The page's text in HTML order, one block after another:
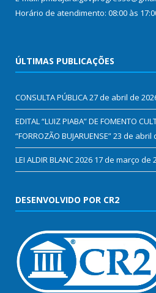
Horário de atendimento: 08:00 às
ÚLTIMAS PUBLICAÇÕES
CONSULTA PÚBLICA27 de abril de
EDITAL “LUIZ PIABA” DE FOMENTO
“FORROZÃO BUJARUENSE”23 de abril
LEI ALDIR BLANC 2026 17 de março de
DESENVOLVIDO POR CR2